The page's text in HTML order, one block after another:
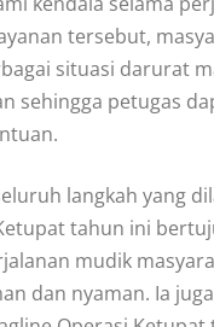
tersebut,
situasi darurat
sehingga petugas
langkah yang
tahun ini
mudik
dan nyaman. Ia